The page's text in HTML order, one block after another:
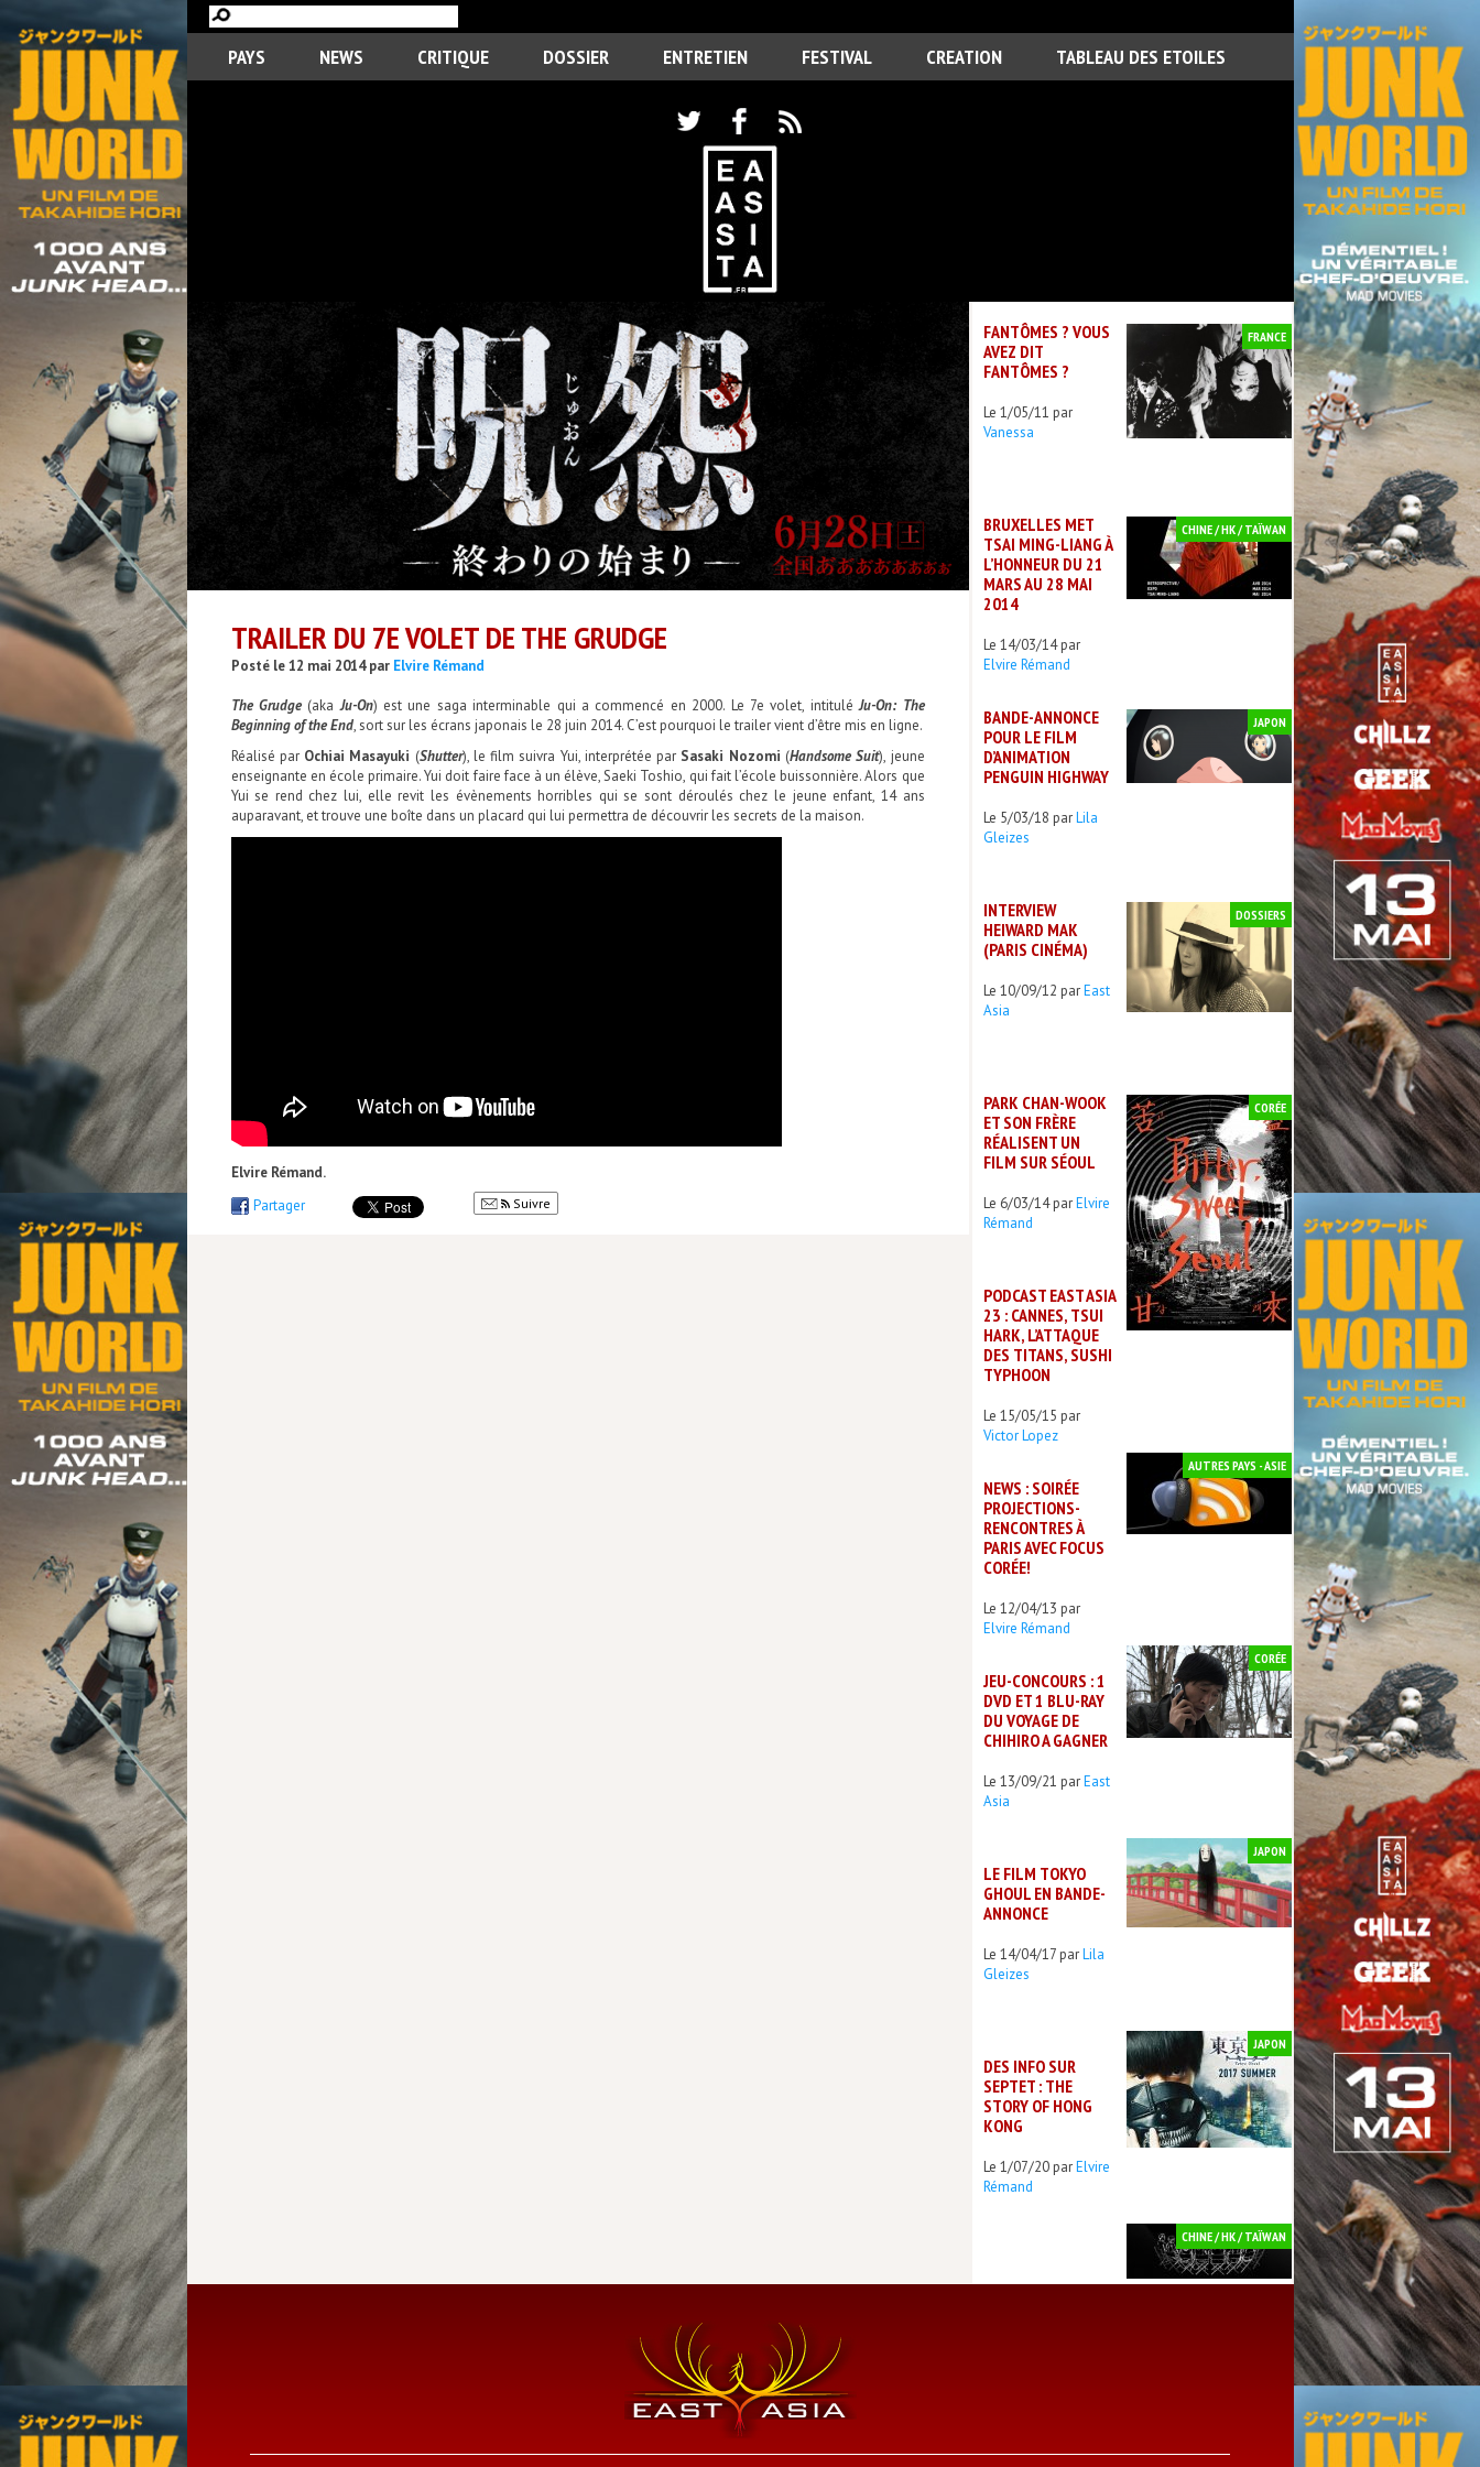
PAYS NEWS CRITIQUE DOSSIER ENTRETIEN FESTIVAL CREATION TABLEAU DES ETOILES
TRAILER DU 7E VOLET DE THE GRUDGE
Posté le 12 mai 2014 par Elvire Rémand
The Grudge(akaJu-On) est une saga interminable qui a commencé en 2000. Le 7e volet, intituléJu-On: The
Beginning of the End, sort sur les écrans japonais le 28 juin 2014. C’est pourquoi le trailer vient d’être mis en ligne.
Réalisé par Ochiai Masayuki (Shutter), le film suivra Yui, interprétée par Sasaki Nozomi (Handsome Suit), jeune
enseignante en école primaire. Yui doit faire face à un élève, Saeki Toshio, qui fait l’école buissonnière. Alors que
Yui se rend chez lui, elle revit les évènements horribles qui se sont déroulés chez le jeune enfant, 14 ans
auparavant, et trouve une boîte dans un placard qui lui permettra de découvrir les secrets de la maison.
Elvire Rémand.
Partager
Suivre
FANTÔMES ? VOUS
AVEZ DIT
FANTÔMES ?
Le 1/05/11 par
Vanessa
FRANCE
BRUXELLES MET
TSAI MING-LIANG À
L’HONNEUR DU 21
MARS AU 28 MAI
2014
Le 14/03/14 par
Elvire Rémand
CHINE / HK / TAÏWAN
BANDE-ANNONCE
POUR LE FILM
D’ANIMATION
PENGUIN HIGHWAY
Le 5/03/18 parLila
Gleizes
JAPON
INTERVIEW
HEIWARD MAK
(PARIS CINÉMA)
Le 10/09/12 parEast
Asia
DOSSIERS
PARK CHAN-WOOK
ET SON FRÈRE
RÉALISENT UN
FILM SUR SÉOUL
Le 6/03/14 parElvire
Rémand
CORÉE
PODCAST EAST ASIA
23 : CANNES, TSUI
HARK, L’ATTAQUE
DES TITANS, SUSHI
TYPHOON
Le 15/05/15 par
Victor Lopez
AUTRES PAYS - ASIE
NEWS : SOIRÉE
PROJECTIONS-
RENCONTRES À
PARIS AVEC FOCUS
CORÉE!
Le 12/04/13 par
Elvire Rémand
CORÉE
JEU-CONCOURS : 1
DVD ET 1 BLU-RAY
DU VOYAGE DE
CHIHIRO A GAGNER
Le 13/09/21 parEast
Asia
JAPON
LE FILM TOKYO
GHOUL EN BANDE-
ANNONCE
Le 14/04/17 parLila
Gleizes
JAPON
DES INFO SUR
SEPTET : THE
STORY OF HONG
KONG
Le 1/07/20 parElvire
Rémand
CHINE / HK / TAÏWAN